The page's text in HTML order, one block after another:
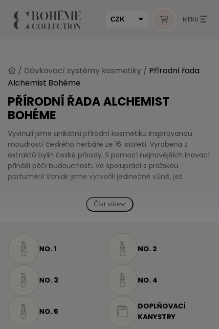
CZK
MUR
MENU
/ Dávkovací systémy kosmetiky / Přírodní řada
Alchemist Bohéme
PŘÍRODNÍ ŘADA ALCHEMIST
BOHÉME
Vyvinuli jsme unikátní přírodní kosmetiku inspirovanou
moudrostí českého herbáře ze 16. století. Vyrobena z
extraktů bylin české přírody. S pomocí nejnovějších inovací
přináší péči budoucnosti. Ve spolupráci s pražskou
parfumérií Voniak jsme vytvořili jedinečné vůně, jež
Číst více
NO. 1 NO. 2
NO. 3 NO. 4
NO. 5
DOPLŇOVACÍ
KANYSTRY